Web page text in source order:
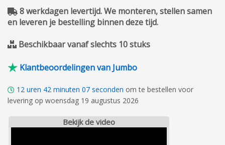
8 werkdagen levertijd. We monteren, stellen samen
en leveren je bestelling binnen deze tijd.
Beschikbaar vanaf slechts 10 stuks
Klantbeoordelingen van Jumbo
12 uren 42 minuten 06 seconden om te bestellen voor
levering op woensdag 19 augustus 2026
Bekijk de video